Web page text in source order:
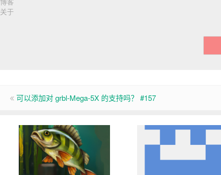
关于
可以添加对 grbl-Mega-5X 的支持吗？ #157